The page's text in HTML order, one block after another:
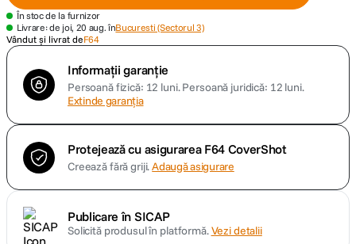
9. insta 360
10. godox
În stoc de la furnizor
Livrare: de joi, 20 aug. înBucuresti (Sectorul 3)
Vândut și livrat deF64
Informații garanție
Persoană fizică: 12 luni.Persoană juridică: 12 luni.
Extinde garanția
Protejează cu asigurarea F64 CoverShot
Creează fără griji.Adaugă asigurare
Publicare în SICAP
Solicită produsul în platformă.Vezi detalii